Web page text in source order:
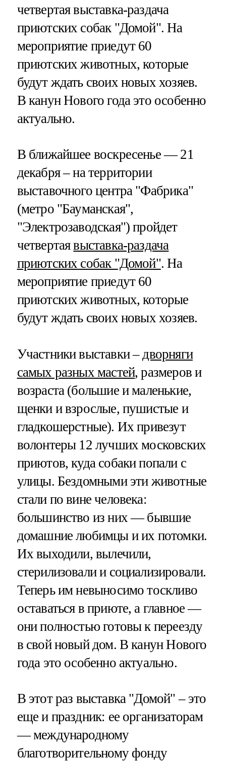
четвертая выставка-раздача
приютских собак "Домой". На
мероприятие приедут 60
приютских животных, которые
будут ждать своих новых хозяев.
В канун Нового года это особенно
актуально.
В ближайшее воскресенье — 21
декабря – на территории
выставочного центра "Фабрика"
(метро "Бауманская",
"Электрозаводская") пройдет
четвертаявыставка-раздача
приютских собак "Домой". На
мероприятие приедут 60
приютских животных, которые
будут ждать своих новых хозяев.
Участники выставки – дворняги
самых разных мастей, размеров и
возраста (большие и маленькие,
щенки и взрослые, пушистые и
гладкошерстные). Их привезут
волонтеры 12 лучших московских
приютов, куда собаки попали с
улицы. Бездомными эти животные
стали по вине человека:
большинство из них — бывшие
домашние любимцы и их потомки.
Их выходили, вылечили,
стерилизовали и социализировали.
Теперь им невыносимо тоскливо
оставаться в приюте, а главное —
они полностью готовы к переезду
в свой новый дом. В канун Нового
года это особенно актуально.
В этот раз выставка "Домой" – это
еще и праздник: ее организаторам
— международному
благотворительному фонду